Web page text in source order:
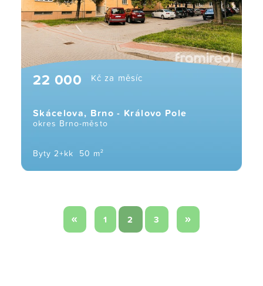
22 000 Kč za měsíc
Skácelova, Brno - Královo Pole
okres Brno-město
Byty 2+kk 50 m²
« 1 2 3 »